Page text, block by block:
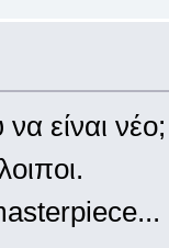
είναι νέο;